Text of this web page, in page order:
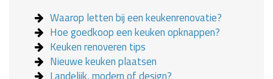
Waarop letten bij een keukenrenovatie?
Hoe goedkoop een keuken opknappen?
Keuken renoveren tips
Nieuwe keuken plaatsen